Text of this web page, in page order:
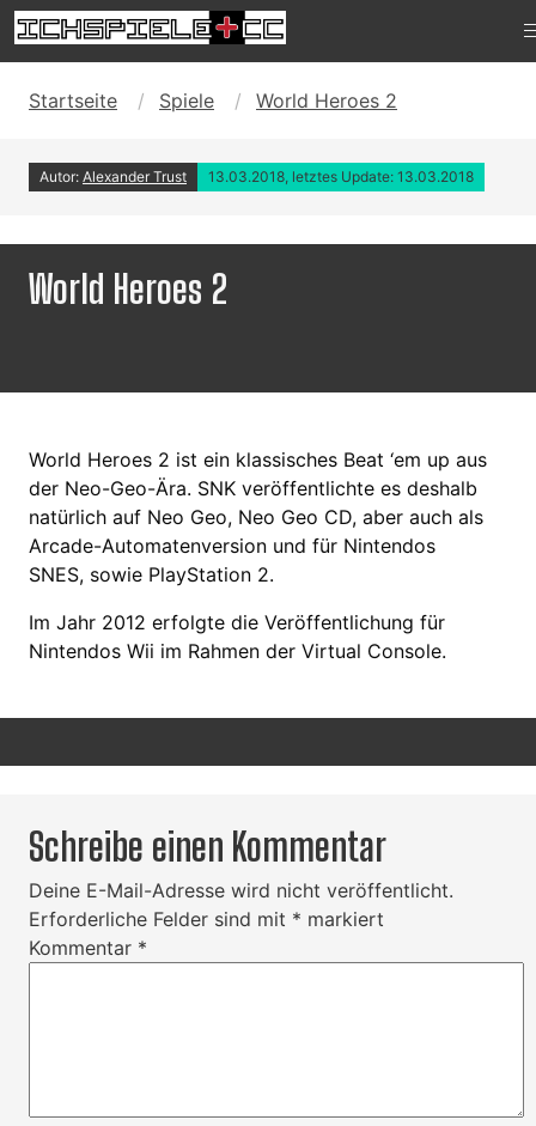
Startseite Spiele World Heroes 2
Autor: Alexander Trust 13.03.2018, letztes Update: 13.03.2018
World Heroes 2
World Heroes 2 ist ein klassisches Beat ‘em up aus
der Neo-Geo-Ära. SNK veröffentlichte es deshalb
natürlich auf Neo Geo, Neo Geo CD, aber auch als
Arcade-Automatenversion und für Nintendos
SNES, sowie PlayStation 2.
Im Jahr 2012 erfolgte die Veröffentlichung für
Nintendos Wii im Rahmen der Virtual Console.
Schreibe einen Kommentar
Deine E-Mail-Adresse wird nicht veröffentlicht.
Erforderliche Felder sind mit * markiert
Kommentar *